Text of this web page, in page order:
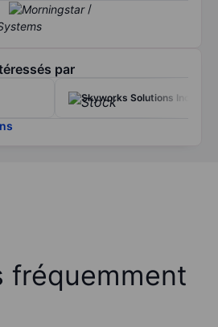
/
par
Skyworks Solutions Inc.
fréquemment